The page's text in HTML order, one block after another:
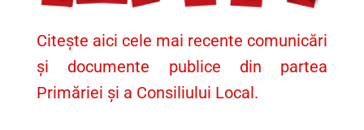
Citește aici cele mai recente comunicări
și documente publice din partea
Primăriei și a Consiliului Local.